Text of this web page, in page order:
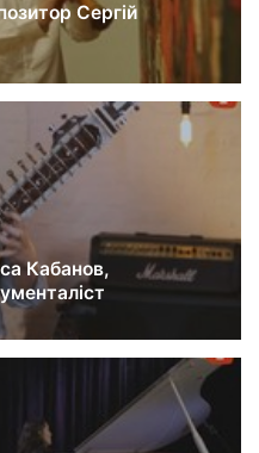
Сергій
Кабанов,